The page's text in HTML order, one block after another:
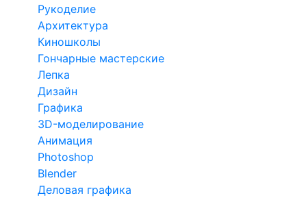
Рукоделие
Архитектура
Киношколы
Гончарные мастерские
Лепка
Дизайн
Графика
3D-моделирование
Анимация
Photoshop
Blender
Деловая графика